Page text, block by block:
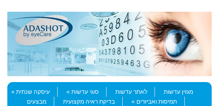
Menu
Skip to content
מגזין עדשות
לאתר עדשות סוגי עדשות
עיסקה שנתית
תמיסות ואביזרים
בדיקת ראיה מקצועית
מבצעים